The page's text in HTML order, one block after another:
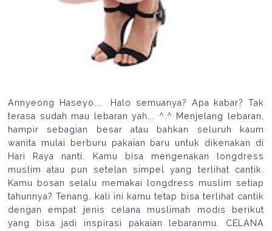
Annyeong Haseyo... Halo semuanya? Apa kabar? Tak
terasa sudah mau lebaran yah... ^.^ Menjelang lebaran,
hampir sebagian besar atau bahkan seluruh kaum
wanita mulai berburu pakaian baru untuk dikenakan di
Hari Raya nanti. Kamu bisa mengenakan longdress
muslim atau pun setelan simpel yang terlihat cantik.
Kamu bosan selalu memakai longdress muslim setiap
tahunnya? Tenang, kali ini kamu tetap bisa terlihat cantik
dengan empat jenis celana muslimah modis berikut
yang bisa jadi inspirasi pakaian lebaranmu. CELANA